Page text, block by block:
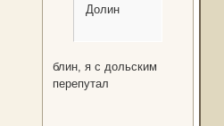
Долин
блин, я с дольским
перепутал